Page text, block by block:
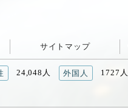
サイトマップ
24,048人 外国人 1727人